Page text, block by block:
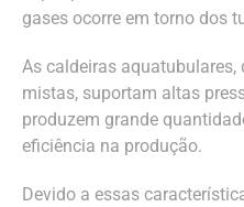
gases ocorre em torno dos
As caldeiras
mistas, suportam altas
produzem grande
eficiência na produção.
Devido a essas